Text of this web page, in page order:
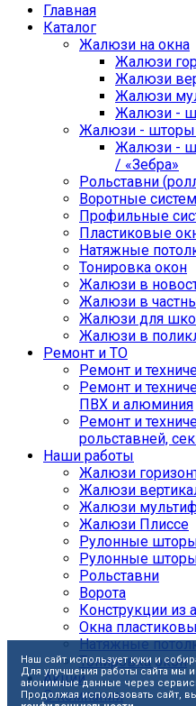
Главная
Каталог
Жалюзи на окна
Жалюзи
Жалюзи
Жалюзи
Жалюзи -
Жалюзи - шторы
Жалюзи -
/ «Зебра»
Рольставни
Воротные
Профильные
Пластиковые
Натяжные
Тонировка окон
Жалюзи в
Жалюзи в
Жалюзи для
Жалюзи в
Ремонт и ТО
Ремонт и
Ремонт и
ПВХ и алюминия
Ремонт и
рольставней,
Наши работы
Жалюзи
Жалюзи
Жалюзи
Жалюзи Плиссе
Рулонные
Рулонные
Рольставни
Ворота
Конструкции из
Окна
Натяжные
Тонировка окон
Акции
О компании
Наш сайт использует куки и
Для улучшения работы сайта мы
анонимные данные через
Продолжая использовать сайт,